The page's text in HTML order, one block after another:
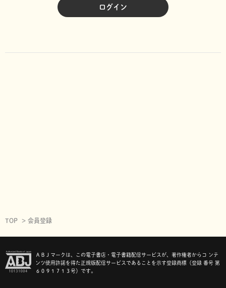
ログイン
TOP 会員登録
ＡＢＪマークは、この電子書店・電子書籍配信サービスが、著作権者からコ ンテ
ンツ使用許諾を得た正規版配信サービスであることを示す登録商標（登録 番号 第
６０９１７１３号）です。